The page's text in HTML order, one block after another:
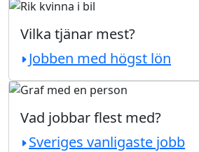
Vilka tjänar mest?
Jobben med högst lön
Vad jobbar flest med?
Sveriges vanligaste jobb